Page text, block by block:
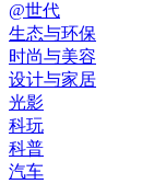
@世代
生态与环保
时尚与美容
设计与家居
光影
科玩
科普
汽车